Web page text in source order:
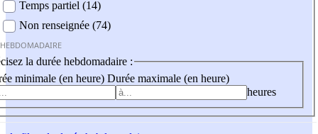
Temps partiel (14)
Non renseignée (74)
la durée hebdomadaire :
minimale (en heure) Durée maximale (en heure)
heures